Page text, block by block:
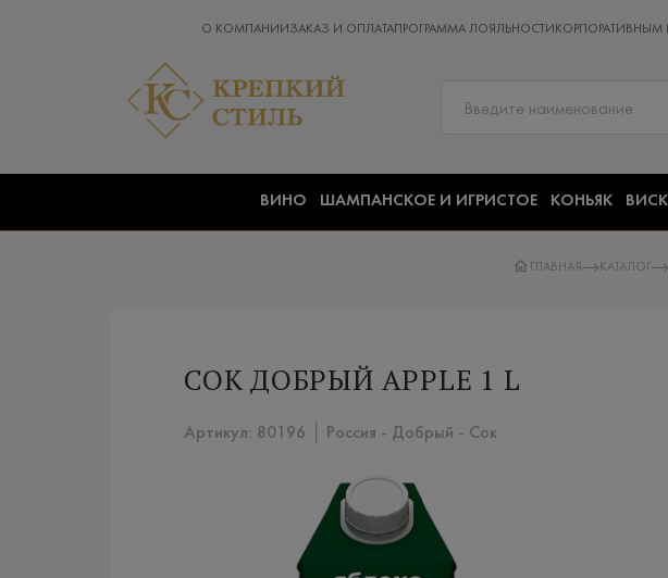
О КОМПАНИИ ЗАКАЗ И ОПЛАТАПРОГРАММА ЛОЯЛЬНОСТИ КОРПОРАТИВНЫМ
ВИНО ШАМПАНСКОЕ И ИГРИСТОЕ КОНЬЯК
ГЛАВНАЯ КАТАЛОГ
СОК ДОБРЫЙ APPLE 1 L
Артикул: 80196 │ Россия - Добрый - Сок